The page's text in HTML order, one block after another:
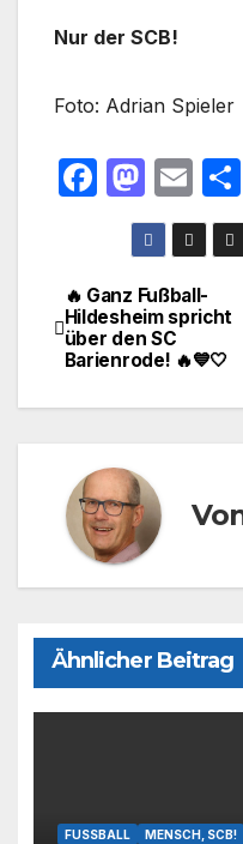
Nur der SCB!
Foto: Adrian Spieler
F
e
b
o
o
M
a
st
o
d
o
n
E
m
ail
🔥 Ganz Fußball-
Hildesheim spricht
über den SC
Barienrode! 🔥💙🤍
Ähnlicher Beitrag
FUSSBALL MENSCH, SCB!